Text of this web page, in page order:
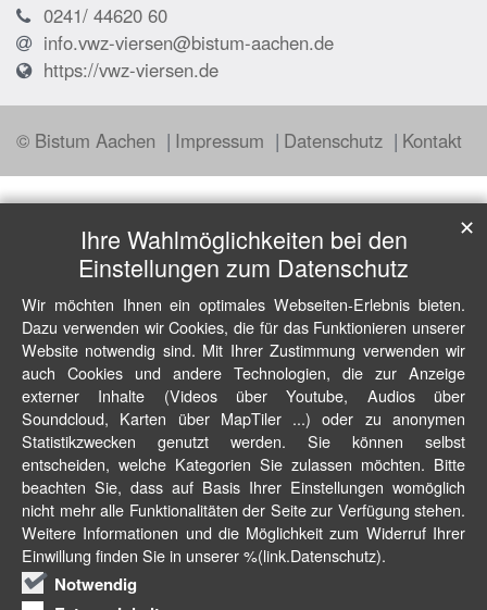
0241/ 44620 60
info.vwz-viersen@bistum-aachen.de
https://vwz-viersen.de
© Bistum Aachen Impressum Datenschutz Kontakt
Ihre Wahlmöglichkeiten bei den
Einstellungen zum Datenschutz
Wir möchten Ihnen ein optimales Webseiten-Erlebnis bieten.
Dazu verwenden wir Cookies, die für das Funktionieren unserer
Website notwendig sind. Mit Ihrer Zustimmung verwenden wir
auch Cookies und andere Technologien, die zur Anzeige
externer Inhalte (Videos über Youtube, Audios über
Soundcloud, Karten über MapTiler ...) oder zu anonymen
Statistikzwecken genutzt werden. Sie können selbst
entscheiden, welche Kategorien Sie zulassen möchten. Bitte
beachten Sie, dass auf Basis Ihrer Einstellungen womöglich
nicht mehr alle Funktionalitäten der Seite zur Verfügung stehen.
Weitere Informationen und die Möglichkeit zum Widerruf Ihrer
Einwillung finden Sie in unserer %(link.Datenschutz).
Notwendig
✕